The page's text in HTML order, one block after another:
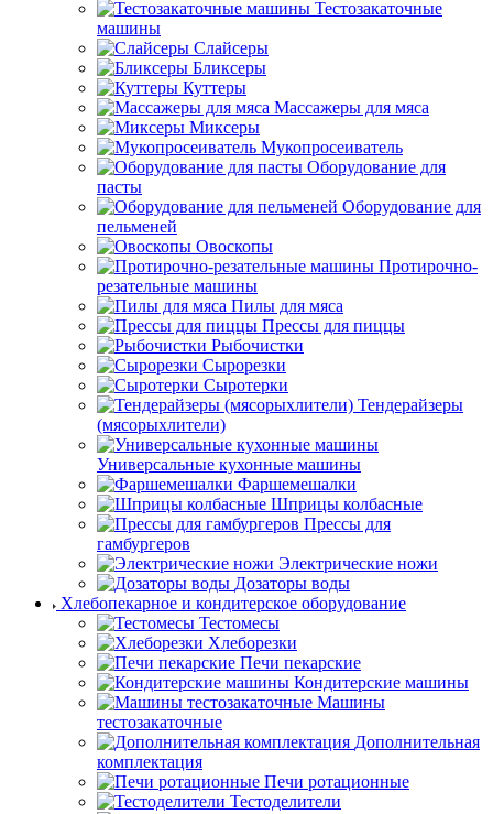
Тестозакаточные
машины
Слайсеры
Бликсеры
Куттеры
Массажеры для мяса
Миксеры
Мукопросеиватель
Оборудование для
пасты
Оборудование для
пельменей
Овоскопы
Протирочно-
резательные машины
Пилы для мяса
Прессы для пиццы
Рыбочистки
Сырорезки
Сыротерки
Тендерайзеры
(мясорыхлители)
Универсальные кухонные машины
Фаршемешалки
Шприцы колбасные
Прессы для
гамбургеров
Электрические ножи
Дозаторы воды
Хлебопекарное и кондитерское оборудование
Тестомесы
Хлеборезки
Печи пекарские
Кондитерские машины
Машины
тестозакаточные
Дополнительная
комплектация
Печи ротационные
Тестоделители